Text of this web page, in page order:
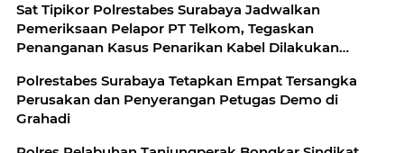
Sat Tipikor Polrestabes Surabaya Jadwalkan
Pemeriksaan Pelapor PT Telkom, Tegaskan
Penanganan Kasus Penarikan Kabel Dilakukan
Polrestabes Surabaya Tetapkan Empat Tersangka
Perusakan dan Penyerangan Petugas Demo di
Grahadi